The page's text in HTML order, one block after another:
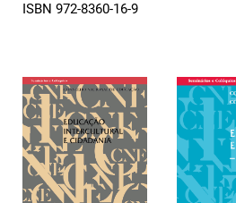
ISBN 972-8360-16-9